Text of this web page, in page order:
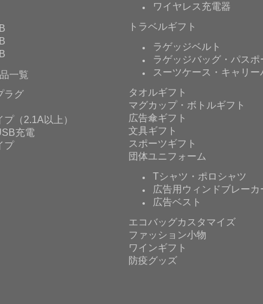
一覧
ラグ
（2.1A以上）
充電
プ
ワイヤレス充電器
トラベルギフト
ラゲッジベルト
ラゲッジバッグ・パス
スーツケース・キャリー
タオルギフト
マグカップ・ボトルギフト
広告傘ギフト
文具ギフト
スポーツギフト
団体ユニフォーム
Tシャツ・ポロシャツ
広告用ウィンドブレー
広告ベスト
エコバッグカスタマイズ
ファッション小物
ワインギフト
防疫グッズ